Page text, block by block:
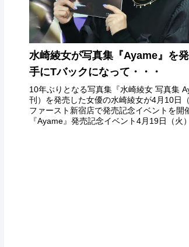
水崎綾女が写真集『Ayame』を
手にTバックになって・・・
10年ぶりとなる写真集『水崎綾女 写真集
刊）を発売した女優の水崎綾女が4月10日
ファースト新宿店で発売記念イベントを開
『Ayame』発売記念イベント4月19日（火